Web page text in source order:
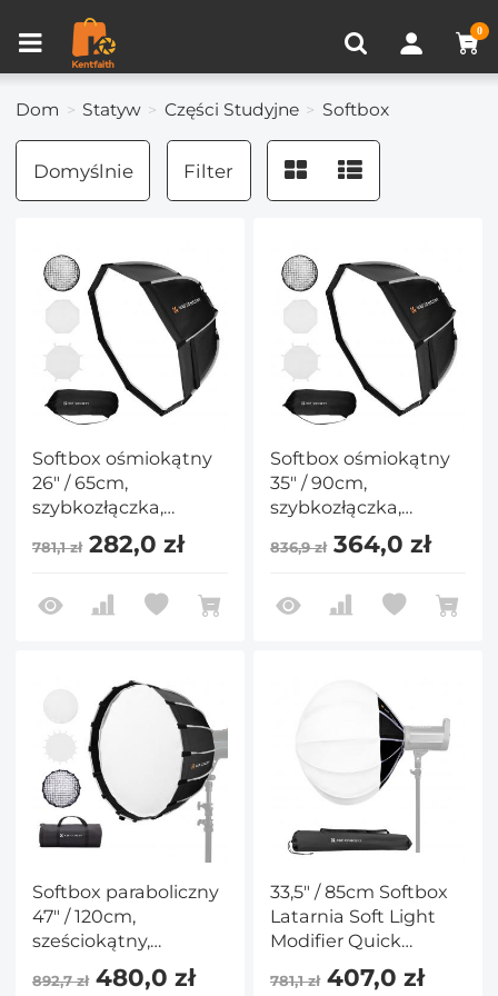
0
Porównanie produktów (0)
Dom Statyw Części Studyjne Softbox
Domyślnie Filter
Softbox ośmiokątny
26" / 65cm,
szybkozłączka,
mocowanie Bowens,
dyfuzory światła,
plastra miodu, torba
fotograficznego,
lampa błyskowa
Speedlite i monolight
781,1 zł282,0 zł
Softbox ośmiokątny
35" / 90cm,
szybkozłączka,
mocowanie Bowens,
dyfuzory światła,
plastra miodu, torba
lampa błyskowa
Speedlite i monolight
836,9 zł364,0 zł
Softbox paraboliczny
47" / 120cm,
sześciokątny,
kompatybilny z
mocowaniem
892,7 zł480,0 zł
33,5" / 85cm Softbox
Latarnia Soft Light
Modifier Quick
Release Light Diffuser
Softbox
781,1 zł407,0 zł